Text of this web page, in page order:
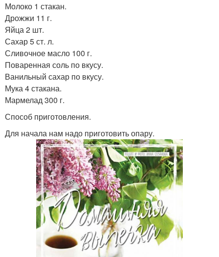
Молоко 1 стакан.
Дрожжи 11 г.
Яйца 2 шт.
Сахар 5 ст. л.
Сливочное масло 100 г.
Поваренная соль по вкусу.
Ванильный сахар по вкусу.
Мука 4 стакана.
Мармелад 300 г.
Способ приготовления.
Для начала нам надо приготовить опару.